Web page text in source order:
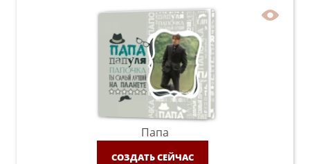
Папа
СОЗДАТЬ СЕЙЧАС